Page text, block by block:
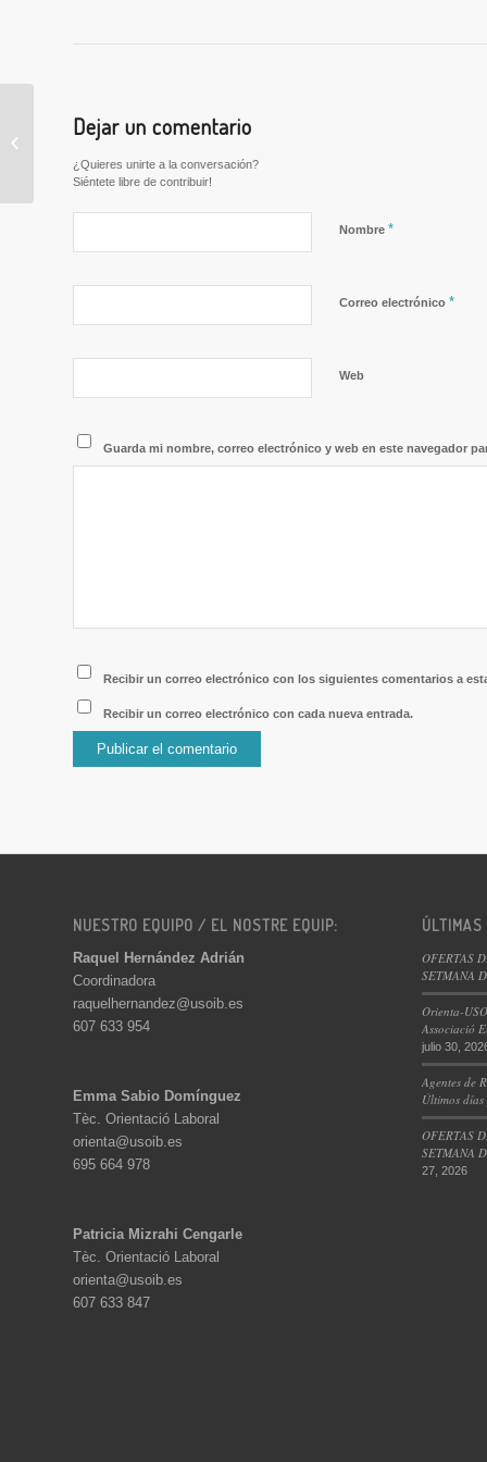
Dejar un comentario
¿Quieres unirte a la conversación?
Siéntete libre de contribuir!
Nombre *
Correo electrónico *
Web
Guarda mi nombre, correo electrónico y web en este navegador
Recibir un correo electrónico con los siguientes comentarios a
Recibir un correo electrónico con cada nueva entrada.
NUESTRO EQUIPO / EL NOSTRE EQUIP:
Raquel Hernández Adrián
Coordinadora
raquelhernandez@usoib.es
607 633 954
Emma Sabio Domínguez
Tèc. Orientació Laboral
orienta@usoib.es
695 664 978
Patricia Mizrahi Cengarle
Tèc. Orientació Laboral
orienta@usoib.es
607 633 847
ÚLTIMAS
OFERTAS
SETMANA
Orienta-
Associació
julio 30,
Agentes de
Últimos
OFERTAS
SETMANA
27, 2026
JUEVES 30 DE
SEPTIEMBRE/
TALLERS DEL DIJOUS